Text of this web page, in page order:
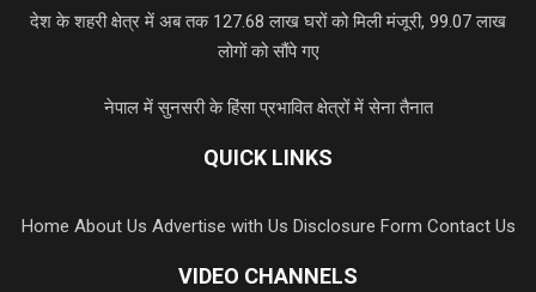
देश के शहरी क्षेत्र में अब तक 127.68 लाख घरों को मिली मंजूरी, 99.07 लाख
लोगों को सौंपे गए
नेपाल में सुनसरी के हिंसा प्रभावित क्षेत्रों में सेना तैनात
QUICK LINKS
Home About Us Advertise with Us Disclosure Form Contact Us
VIDEO CHANNELS